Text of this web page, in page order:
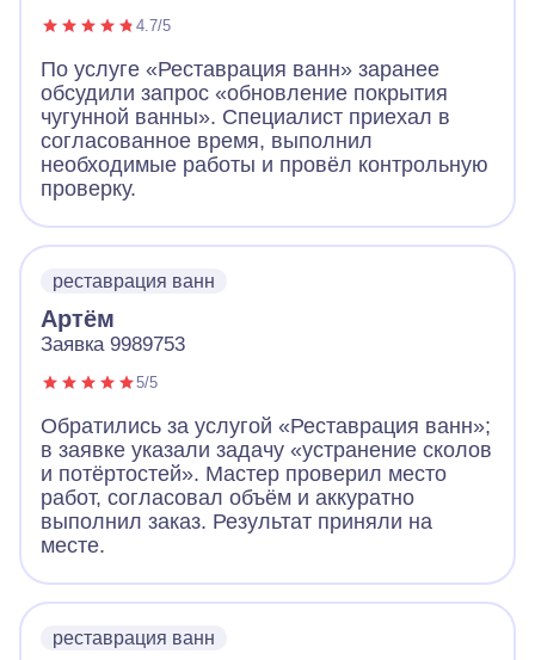
4.7/5
По услуге «Реставрация ванн» заранее
обсудили запрос «обновление покрытия
чугунной ванны». Специалист приехал в
согласованное время, выполнил
необходимые работы и провёл контрольную
проверку.
реставрация ванн
Артём
Заявка 9989753
5/5
Обратились за услугой «Реставрация ванн»;
в заявке указали задачу «устранение сколов
и потёртостей». Мастер проверил место
работ, согласовал объём и аккуратно
выполнил заказ. Результат приняли на
месте.
реставрация ванн